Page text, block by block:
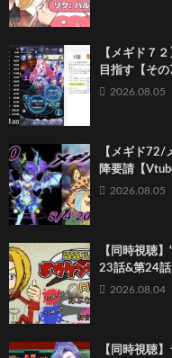
【メギド７
目指す【その
2026.08.05
【メギド
降要請【
2026.08.05
【同時視聴
23話&第24話
2026.08.04
【同時視聴